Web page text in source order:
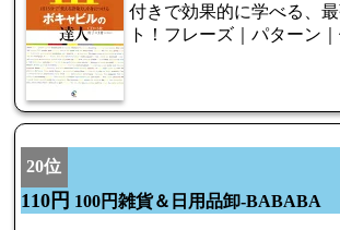
付きで効果的に学べる、
ト！フレーズ｜パターン
20位
110円 100円雑貨＆日用品卸-BABABA